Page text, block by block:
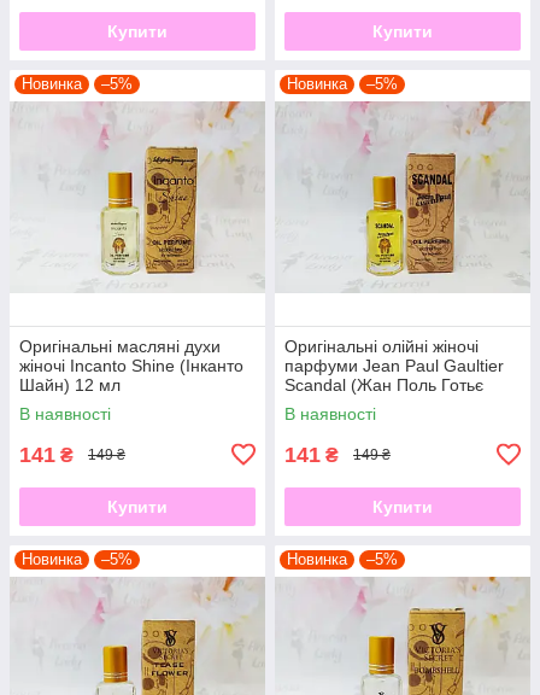
Купити Купити
Новинка –5%
Оригінальні масляні духи
жіночі Incanto Shine (Інканто
Шайн) 12 мл
В наявності
141 ₴ 149 ₴
Купити
Новинка –5%
Оригінальні олійні жіночі
парфуми Jean Paul Gaultier
Scandal (Жан Поль Готьє
Скандал) 12 мл
В наявності
141 ₴ 149 ₴
Купити
Новинка –5% Новинка –5%